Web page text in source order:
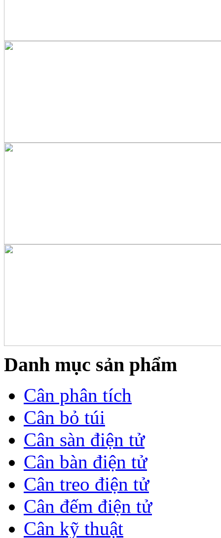
Danh mục sản phẩm
Cân phân tích
Cân bỏ túi
Cân sàn điện tử
Cân bàn điện tử
Cân treo điện tử
Cân đếm điện tử
Cân kỹ thuật